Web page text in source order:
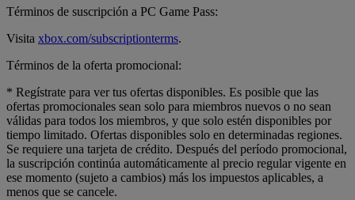
Términos de suscripción a PC Game Pass:
Visita xbox.com/subscriptionterms.
Términos de la oferta promocional:
* Regístrate para ver tus ofertas disponibles. Es posible que las
ofertas promocionales sean solo para miembros nuevos o no sean
válidas para todos los miembros, y que solo estén disponibles por
tiempo limitado. Ofertas disponibles solo en determinadas regiones.
Se requiere una tarjeta de crédito. Después del período promocional,
la suscripción continúa automáticamente al precio regular vigente en
ese momento (sujeto a cambios) más los impuestos aplicables, a
menos que se cancele.